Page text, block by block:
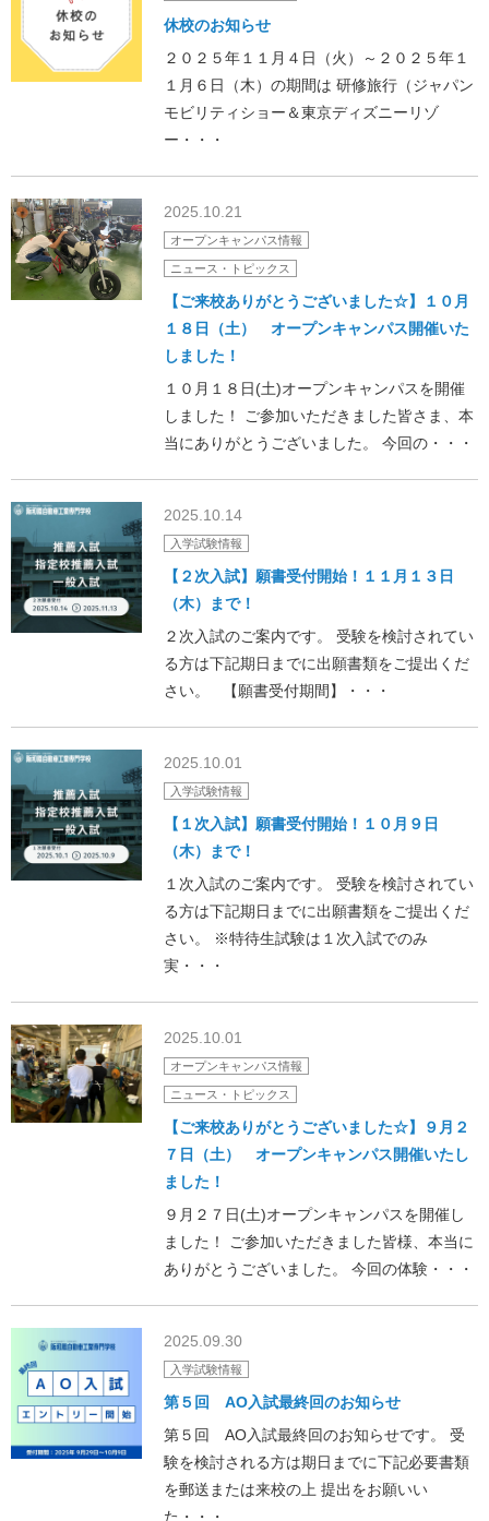
休校のお知らせ
２０２５年１１月４日（火）～２０２５年１
１月６日（木）の期間は 研修旅行（ジャパン
モビリティショー＆東京ディズニーリゾ
ー・・・
2025.10.21
オープンキャンパス情報
ニュース・トピックス
【ご来校ありがとうございました☆】１０月
１８日（土） オープンキャンパス開催いた
しました！
１０月１８日(土)オープンキャンパスを開催
しました！ ご参加いただきました皆さま、本
当にありがとうございました。 今回の・・・
2025.10.14
入学試験情報
【２次入試】願書受付開始！１１月１３日
（木）まで！
２次入試のご案内です。 受験を検討されてい
る方は下記期日までに出願書類をご提出くだ
さい。 【願書受付期間】・・・
2025.10.01
入学試験情報
【１次入試】願書受付開始！１０月９日
（木）まで！
１次入試のご案内です。 受験を検討されてい
る方は下記期日までに出願書類をご提出くだ
さい。 ※特待生試験は１次入試でのみ
実・・・
2025.10.01
オープンキャンパス情報
ニュース・トピックス
【ご来校ありがとうございました☆】９月２
７日（土） オープンキャンパス開催いたし
ました！
９月２７日(土)オープンキャンパスを開催し
ました！ ご参加いただきました皆様、本当に
ありがとうございました。 今回の体験・・・
2025.09.30
入学試験情報
第５回 AO入試最終回のお知らせ
第５回 AO入試最終回のお知らせです。 受
験を検討される方は期日までに下記必要書類
を郵送または来校の上 提出をお願いい
た・・・